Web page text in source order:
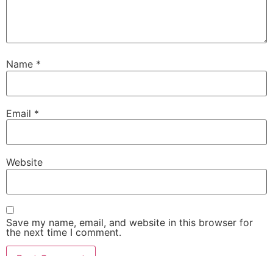
Name *
Email *
Website
Save my name, email, and website in this browser for
the next time I comment.